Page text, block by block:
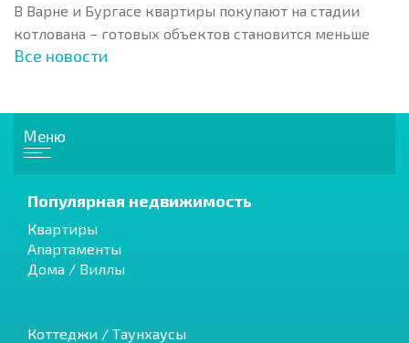
В Варне и Бургасе квартиры покупают на стадии
котлована – готовых объектов становится меньше
Все новости
Меню
Популярная недвижимость
Квартиры
Апартаменты
Дома / Виллы
Коттеджи / Таунхаусы